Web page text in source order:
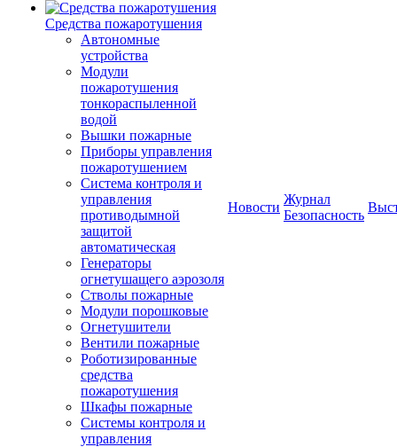
Средства пожаротушения
Автономные
устройства
Модули
пожаротушения
тонкораспыленной
водой
Вышки пожарные
Приборы управления
пожаротушением
Система контроля и
управления
противодымной
защитой
автоматическая
Генераторы
огнетушащего аэрозоля
Стволы пожарные
Модули порошковые
Огнетушители
Вентили пожарные
Роботизированные
средства
пожаротушения
Шкафы пожарные
Системы контроля и
управления
Новости
Журнал
Безопасность